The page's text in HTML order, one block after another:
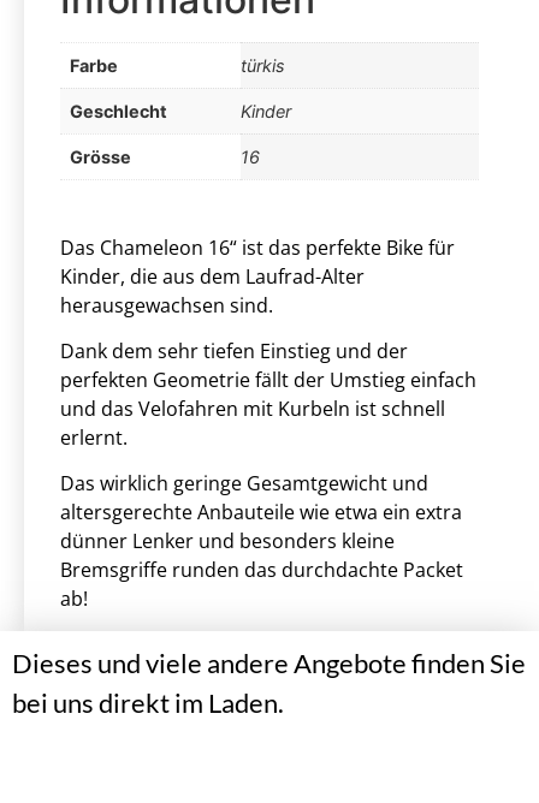
Farbe türkis
Geschlecht Kinder
Grösse 16
Das Chameleon 16“ ist das perfekte Bike für
Kinder, die aus dem Laufrad-Alter
herausgewachsen sind.
Dank dem sehr tiefen Einstieg und der
perfekten Geometrie fällt der Umstieg einfach
und das Velofahren mit Kurbeln ist schnell
erlernt.
Das wirklich geringe Gesamtgewicht und
altersgerechte Anbauteile wie etwa ein extra
dünner Lenker und besonders kleine
Bremsgriffe runden das durchdachte Packet
ab!
Dieses und viele andere Angebote finden Sie
bei uns direkt im Laden.